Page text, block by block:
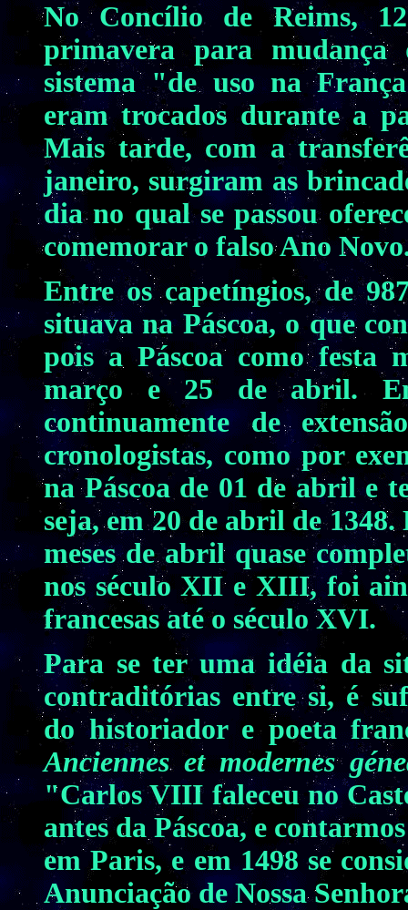
No Concílio de Reims,
primavera para
sistema "de uso na
eram trocados durante a
Mais tarde, com a
janeiro, surgiram as
dia no qual se passou
comemorar o falso Ano
Entre os capetíngios, de
situava na Páscoa, o que
pois a Páscoa como festa
março e 25 de abril.
continuamente de
cronologistas, como por
na Páscoa de 01 de abril e
seja, em 20 de abril de 1348.
meses de abril quase
nos século XII e XIII, foi
francesas até o século XVI.
Para se ter uma idéia da
contraditórias entre si, é
do historiador e poeta
Anciennes et modernes
"Carlos VIII faleceu no
antes da Páscoa, e
em Paris, e em 1498 se
Anunciação de Nossa